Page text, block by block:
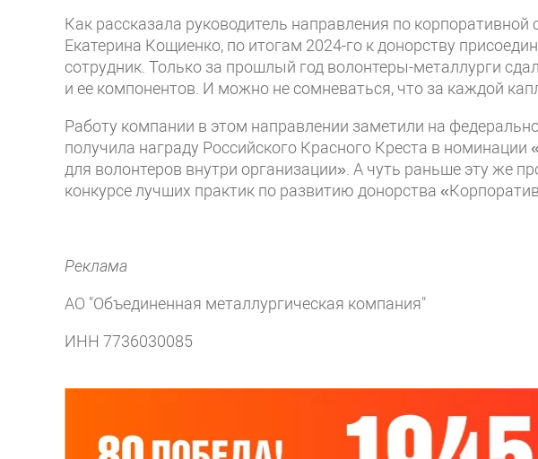
Как рассказала руководитель направления по
Екатерина Кощиенко, по итогам 2024-го к донорству
сотрудник. Только за прошлый год волонтеры-металлурги
и ее компонентов. И можно не сомневаться, что за каждой
Работу компании в этом направлении заметили на
получила награду Российского Красного Креста в
для волонтеров внутри организации». А чуть раньше эту же
конкурсе лучших практик по развитию донорства
Реклама
АО "Объединенная металлургическая компания"
ИНН 7736030085